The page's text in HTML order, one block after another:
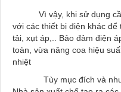
Vì vậy, khi sử dụng cần
với các thiết bị điện khác
tải, xụt áp,.. Bảo đảm điện
toàn, vừa nâng coa hiệu
nhiệt
Tùy mục đích và nhu